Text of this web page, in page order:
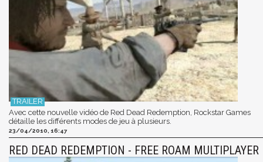
Avec cette nouvelle vidéo de Red Dead Redemption, Rockstar Games
détaille les différents modes de jeu à plusieurs.
23/04/2010, 16:47
RED DEAD REDEMPTION - FREE ROAM MULTIPLAYER